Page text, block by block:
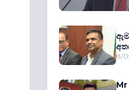
8/